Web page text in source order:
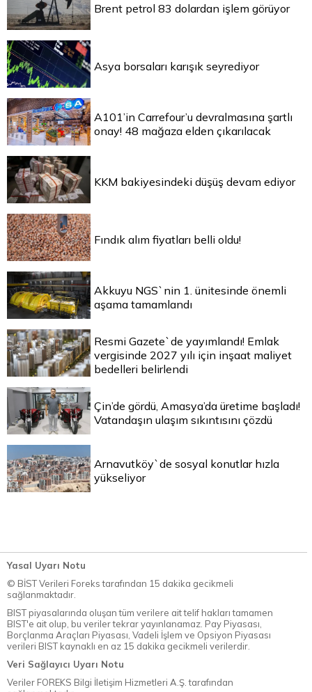
Brent petrol 83 dolardan işlem görüyor
Asya borsaları karışık seyrediyor
A101’in Carrefour’u devralmasına şartlı
onay! 48 mağaza elden çıkarılacak
KKM bakiyesindeki düşüş devam ediyor
Fındık alım fiyatları belli oldu!
Akkuyu NGS`nin 1. ünitesinde önemli
aşama tamamlandı
Resmi Gazete`de yayımlandı! Emlak
vergisinde 2027 yılı için inşaat maliyet
bedelleri belirlendi
Çin’de gördü, Amasya’da üretime başladı!
Vatandaşın ulaşım sıkıntısını çözdü
Arnavutköy`de sosyal konutlar hızla
yükseliyor
Yasal Uyarı Notu
© BİST Verileri Foreks tarafından 15 dakika gecikmeli
sağlanmaktadır.
BIST piyasalarında oluşan tüm verilere ait telif hakları tamamen
BIST'e ait olup, bu veriler tekrar yayınlanamaz. Pay Piyasası,
Borçlanma Araçları Piyasası, Vadeli İşlem ve Opsiyon Piyasası
verileri BIST kaynaklı en az 15 dakika gecikmeli verilerdir.
Veri Sağlayıcı Uyarı Notu
Veriler FOREKS Bilgi İletişim Hizmetleri A.Ş. tarafından